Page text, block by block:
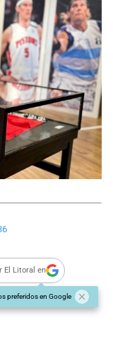
El Litoral en
preferidos en Google